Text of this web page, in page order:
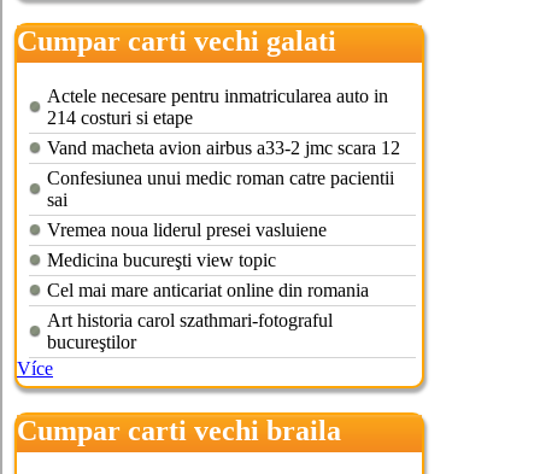
Cumpar carti vechi galati
Actele necesare pentru inmatricularea auto in
214 costuri si etape
Vand macheta avion airbus a33-2 jmc scara 12
Confesiunea unui medic roman catre pacientii
sai
Vremea noua liderul presei vasluiene
Medicina bucureşti view topic
Cel mai mare anticariat online din romania
Art historia carol szathmari-fotograful
bucureştilor
Více
Cumpar carti vechi braila